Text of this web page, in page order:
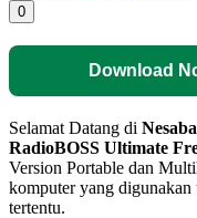
0
Download
Selamat Datang di
RadioBOSS Ultimate
Version Portable dan
komputer yang digunakan
tertentu.